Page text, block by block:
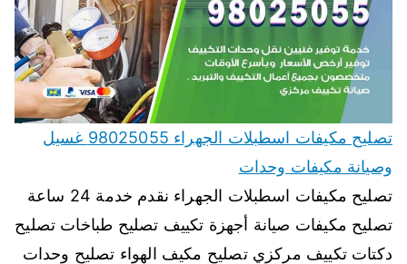
تصليح مكيفات اسطبلات الجهراء 98025055 غسيل
وصيانة مكيفات وحدات
تصليح مكيفات اسطبلات الجهراء نقدم خدمة 24 ساعة
تصليح مكيفات صيانة أجهزة تكييف تصليح طباخات تصليح
دكتات تكييف مركزي تصليح مكيف الهواء تصليح وحدات